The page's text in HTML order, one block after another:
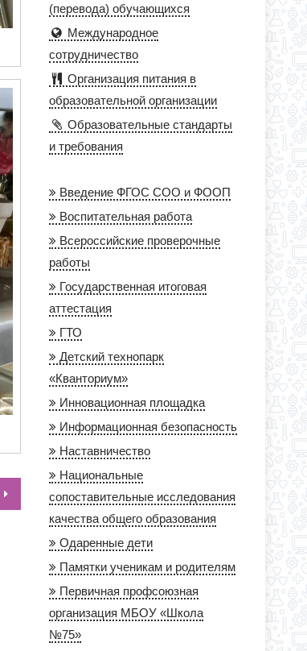
(перевода) обучающихся
Международное
сотрудничество
Организация питания в
образовательной организации
Образовательные стандарты
и требования
Введение ФГОС СОО и ФООП
Воспитательная работа
Всероссийские проверочные
работы
Государственная итоговая
аттестация
ГТО
Детский технопарк
«Кванториум»
Инновационная площадка
Информационная безопасность
Наставничество
Национальные
сопоставительные исследования
качества общего образования
Одаренные дети
Памятки ученикам и родителям
Первичная профсоюзная
организация МБОУ «Школа
№75»